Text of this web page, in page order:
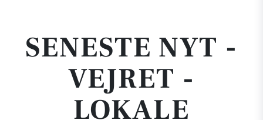
SENESTE NYT -
VEJRET -
LOKALE